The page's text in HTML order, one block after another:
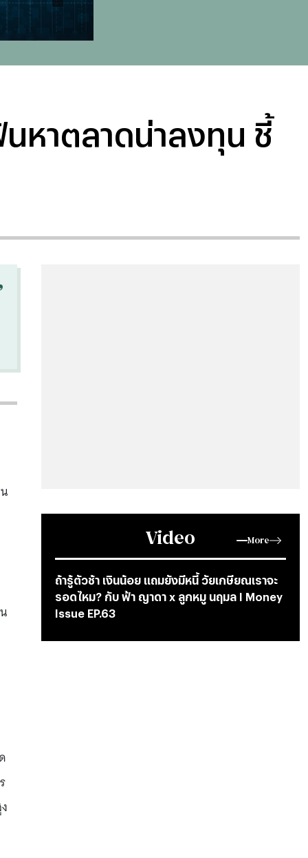
หาตลาดน่าลงทุน ชี้
Video More
ถ้ารู้ตัวช้า เงินน้อย แถมยังมีหนี้ วัยเกษียณเราจะ
รอดไหม? กับ ฟ้า ญาดา x ลูกหมู นฤมล I Money
Issue EP.63